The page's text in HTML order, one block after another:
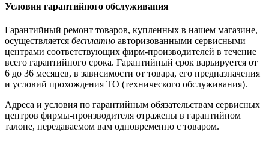
Условия гарантийного обслуживания
Гарантийный ремонт товаров, купленных в нашем магазине,
осуществляется бесплатно авторизованными сервисными
центрами соответствующих фирм-производителей в течение
всего гарантийного срока. Гарантийный срок варьируется от
6 до 36 месяцев, в зависимости от товара, его предназначения
и условий прохождения ТО (технического обслуживания).
Адреса и условия по гарантийным обязательствам сервисных
центров фирмы-производителя отражены в гарантийном
талоне, передаваемом вам одновременно с товаром.